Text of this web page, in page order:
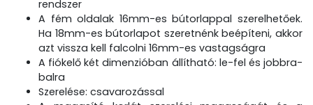
rendszer
A fém oldalak 16mm-es bútorlappal szerelhetőek.
Ha 18mm-es bútorlapot szeretnénk beépíteni, akkor
azt vissza kell falcolni 16mm-es vastagságra
A fiókelő két dimenzióban állítható: le-fel és jobbra-
balra
Szerelése: csavarozással